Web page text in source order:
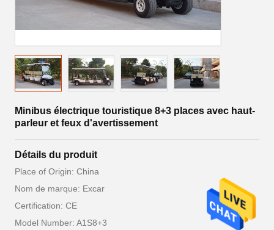
Minibus électrique touristique 8+3 places avec haut-
parleur et feux d'avertissement
Détails du produit
Place of Origin: China
Nom de marque: Excar
Certification: CE
Model Number: A1S8+3